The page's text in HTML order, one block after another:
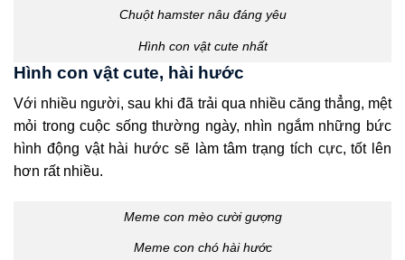
Chuột hamster nâu đáng yêu
Hình con vật cute nhất
Hình con vật cute, hài hước
Với nhiều người, sau khi đã trải qua nhiều căng thẳng, mệt
mỏi trong cuộc sống thường ngày, nhìn ngắm những bức
hình động vật hài hước sẽ làm tâm trạng tích cực, tốt lên
hơn rất nhiều.
Meme con mèo cười gượng
Meme con chó hài hước